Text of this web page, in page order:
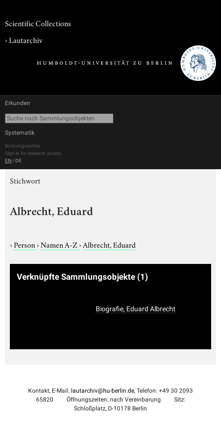
Scientific Collections
›Lautarchiv
Erkunden
Systematik
Nutzungsrechte
Sign in for research access
EN / DE
Stichwort
Albrecht, Eduard
›Person›Namen A-Z›Albrecht, Eduard
Verknüpfte Sammlungsobjekte (1)
Biografie, Eduard Albrecht
Kontakt, E-Mail: lautarchiv@hu-berlin.de, Telefon: +49 30 2093
65820
Öffnungszeiten: nach Vereinbarung
Sitz:
Schloßplatz, D-10178 Berlin